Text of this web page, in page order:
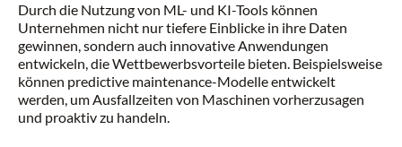
Durch die Nutzung von ML- und KI-Tools können
Unternehmen nicht nur tiefere Einblicke in ihre Daten
gewinnen, sondern auch innovative Anwendungen
entwickeln, die Wettbewerbsvorteile bieten. Beispielsweise
können predictive maintenance-Modelle entwickelt
werden, um Ausfallzeiten von Maschinen vorherzusagen
und proaktiv zu handeln.